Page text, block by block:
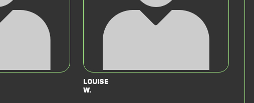
Louise
W.